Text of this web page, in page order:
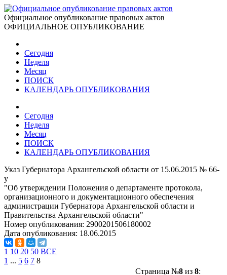
Официальное опубликование правовых актов
ОФИЦИАЛЬНОЕ ОПУБЛИКОВАНИЕ
Сегодня
Неделя
Месяц
ПОИСК
КАЛЕНДАРЬ ОПУБЛИКОВАНИЯ
Сегодня
Неделя
Месяц
ПОИСК
КАЛЕНДАРЬ ОПУБЛИКОВАНИЯ
Указ Губернатора Архангельской области от 15.06.2015 № 66-
у
"Об утверждении Положения о департаменте протокола,
организационного и документационного обеспечения
администрации Губернатора Архангельской области и
Правительства Архангельской области"
Номер опубликования: 2900201506180002
Дата опубликования: 18.06.2015
1 10 20 50 ВСЕ
1 ... 5 6 7 8
Страница №8из 8: